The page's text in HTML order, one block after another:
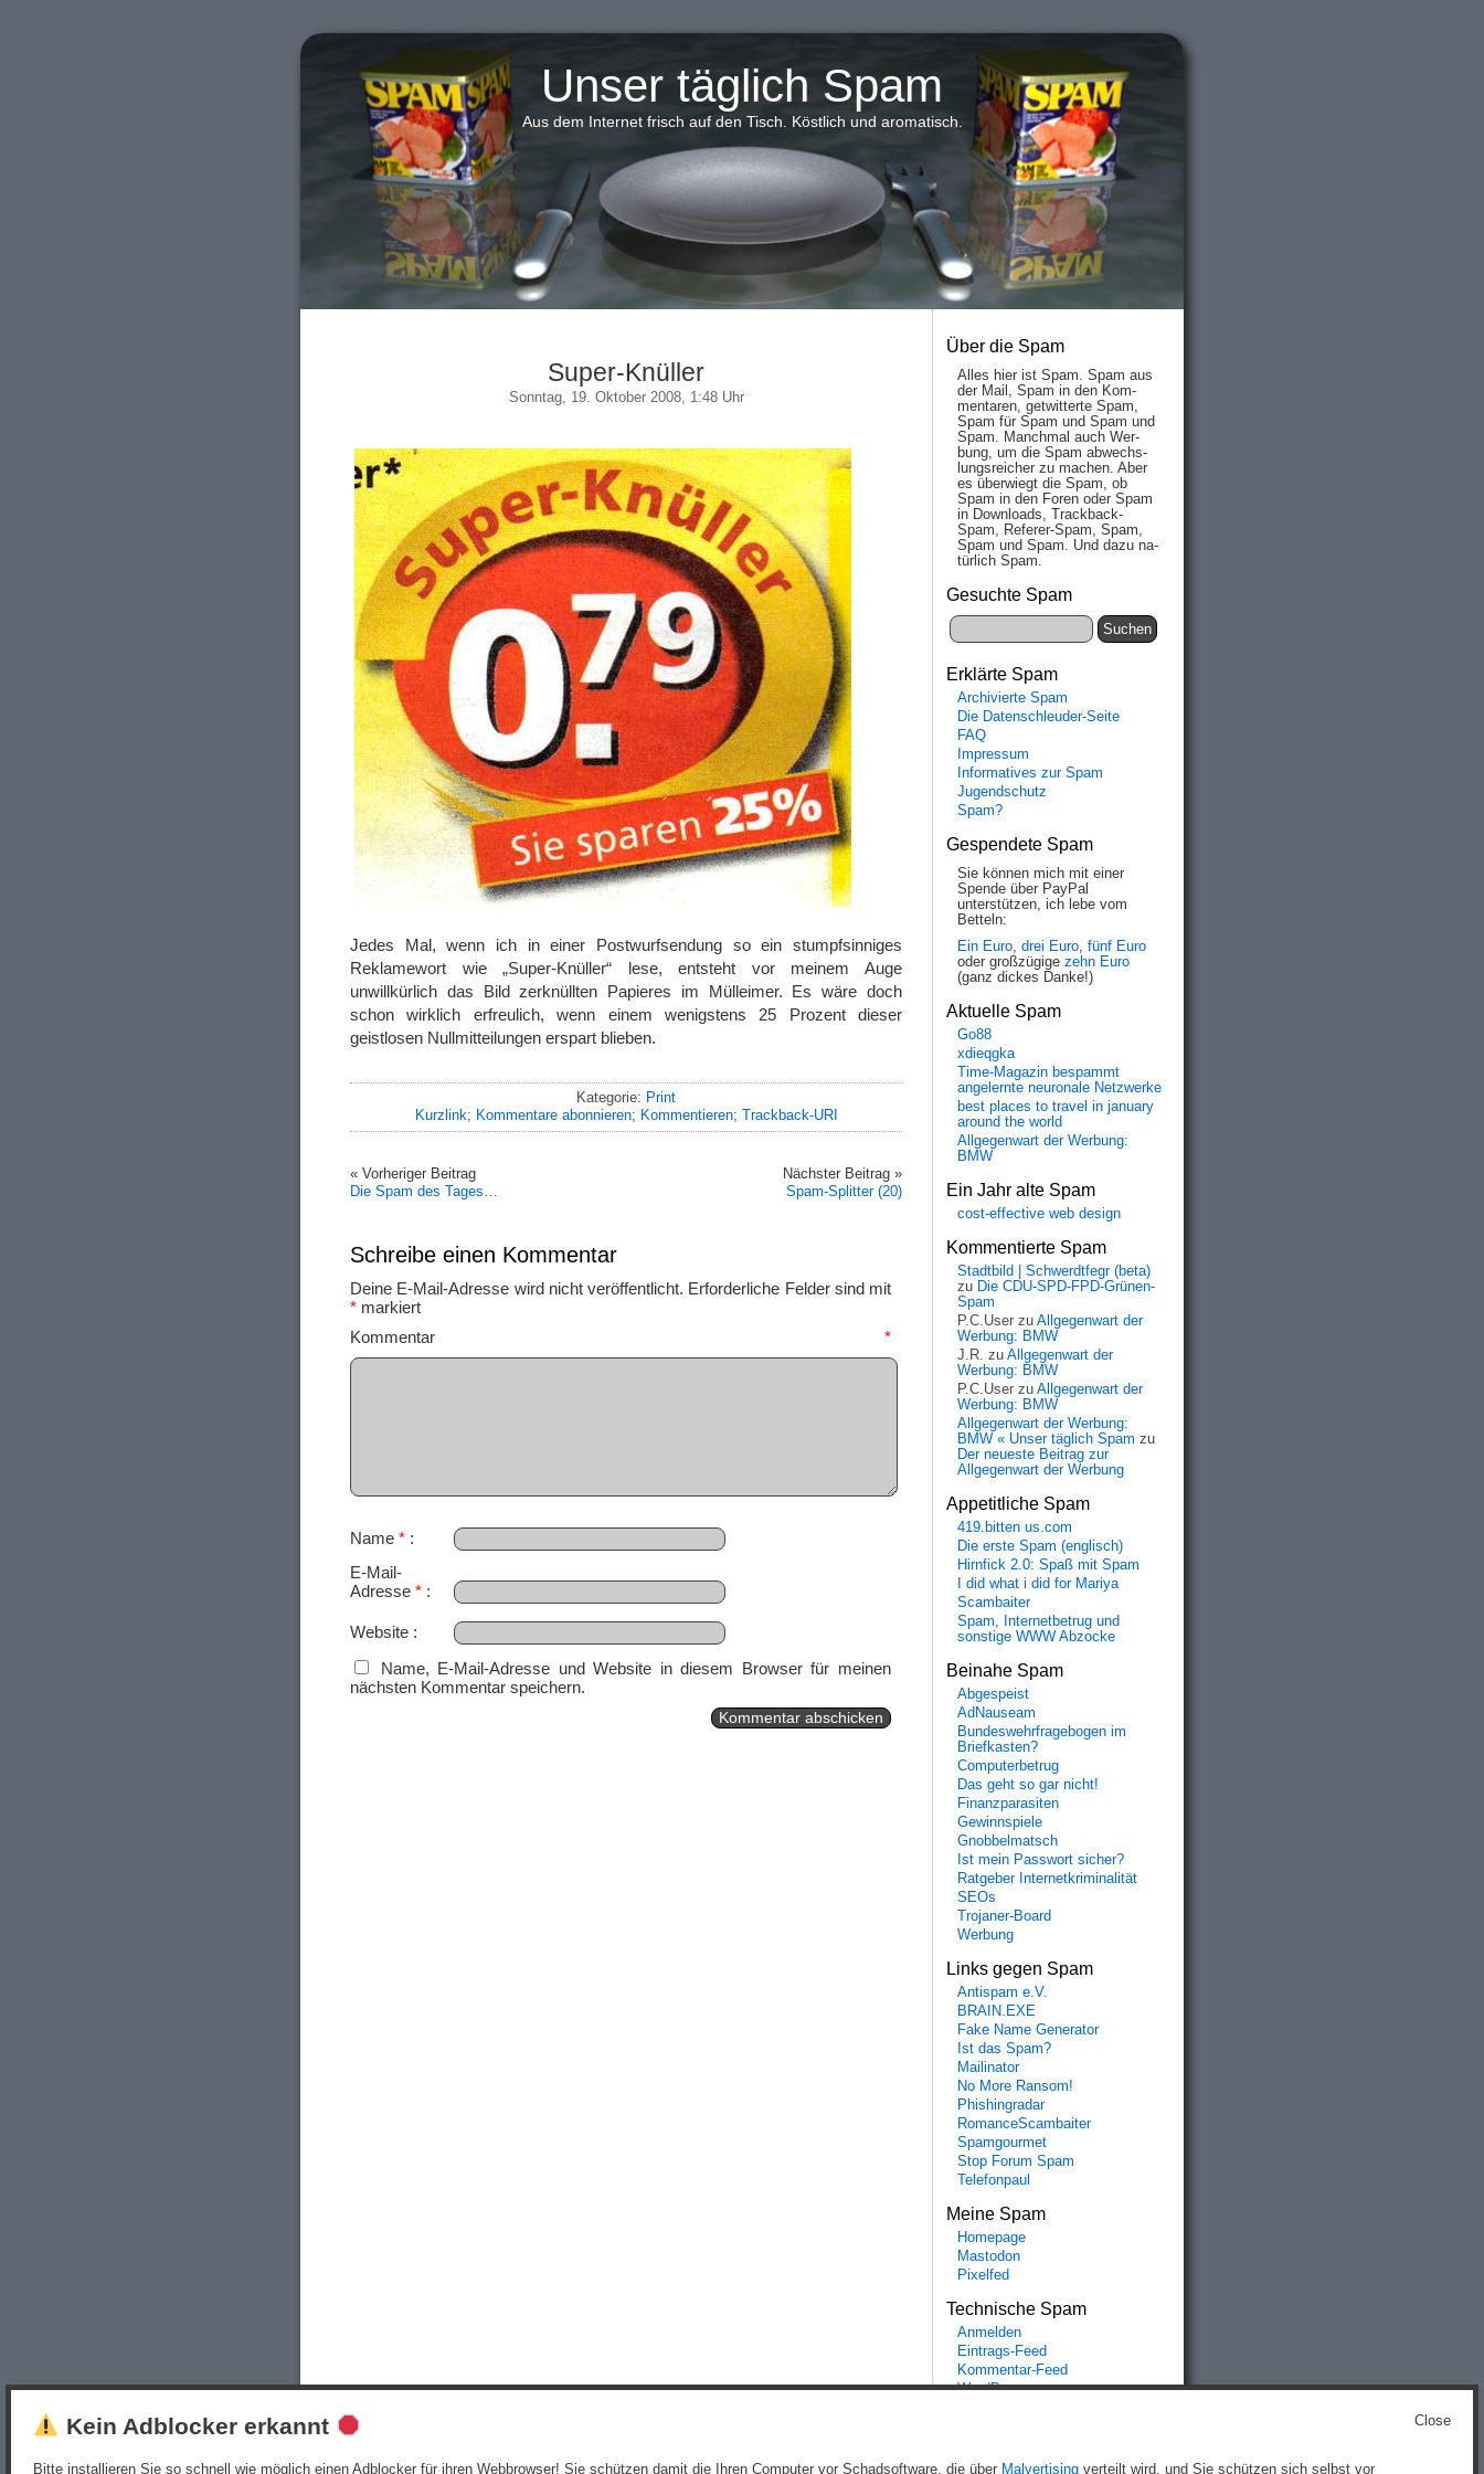
Unser täglich Spam
Aus dem Internet frisch auf den Tisch. Köstlich und aromatisch.
Super-Knüller
Sonntag, 19. Oktober 2008, 1:48 Uhr
Jedes Mal, wenn ich in einer Postwurfsendung so ein stumpfsinniges
Reklamewort wie „Super-Knüller“ lese, entsteht vor meinem Auge
unwillkürlich das Bild zerknüllten Papieres im Mülleimer. Es wäre doch
schon wirklich erfreulich, wenn einem wenigstens 25 Prozent dieser
geistlosen Nullmitteilungen erspart blieben.
Kategorie: Print
Kurzlink; Kommentare abonnieren; Kommentieren; Trackback-URI
« Vorheriger Beitrag
Die Spam des Tages…
Nächster Beitrag »
Spam-Splitter (20)
Schreibe einen Kommentar
Deine E-Mail-Adresse wird nicht veröffentlicht. Erforderliche Felder sind mit
* markiert
Kommentar *
Name *
E-Mail-
Adresse *
Website
Name, E-Mail-Adresse und Website in diesem Browser für meinen
nächsten Kommentar speichern.
Über die Spam
Alles hier ist Spam. Spam aus
der Mail, Spam in den Kom­
men­taren, ge­twit­ter­te Spam,
Spam für Spam und Spam und
Spam. Manch­mal auch Wer­
bung, um die Spam ab­wechs­
lungs­reich­er zu mach­en. Aber
es über­wiegt die Spam, ob
Spam in den Fo­ren oder Spam
in Down­loads, Track­back-
Spam, Re­fe­rer-Spam, Spam,
Spam und Spam. Und da­zu na­
tür­lich Spam.
Gesuchte Spam
Erklärte Spam
Archivierte Spam
Die Datenschleuder-Seite
FAQ
Impressum
Informatives zur Spam
Jugendschutz
Spam?
Gespendete Spam
Sie können mich mit einer
Spende über PayPal
unterstützen, ich lebe vom
Betteln:
Ein Euro, drei Euro, fünf Euro
oder großzügige zehn Euro
(ganz dickes Danke!)
Aktuelle Spam
Go88
xdieqgka
Time-Magazin bespammt
angelernte neuronale Netzwerke
best places to travel in january
around the world
Allgegenwart der Werbung:
BMW
Ein Jahr alte Spam
cost-effective web design
Kommentierte Spam
Stadtbild | Schwerdtfegr (beta)
zu Die CDU-SPD-FPD-Grünen-
Spam
P.C.User zu Allgegenwart der
Werbung: BMW
J.R. zu Allgegenwart der
Werbung: BMW
P.C.User zu Allgegenwart der
Werbung: BMW
Allgegenwart der Werbung:
BMW « Unser täglich Spam zu
Der neueste Beitrag zur
Allgegenwart der Werbung
Appetitliche Spam
419.bitten us.com
Die erste Spam (englisch)
Hirnfick 2.0: Spaß mit Spam
I did what i did for Mariya
Scambaiter
Spam, Internetbetrug und
sonstige WWW Abzocke
Beinahe Spam
Abgespeist
AdNauseam
Bundeswehrfragebogen im
Briefkasten?
Computerbetrug
Das geht so gar nicht!
Finanzparasiten
Gewinnspiele
Gnobbelmatsch
Ist mein Passwort sicher?
Ratgeber Internetkriminalität
SEOs
Trojaner-Board
Werbung
Links gegen Spam
Antispam e.V.
BRAIN.EXE
Fake Name Generator
Ist das Spam?
Mailinator
No More Ransom!
Phishingradar
RomanceScambaiter
Spamgourmet
Stop Forum Spam
Telefonpaul
Meine Spam
Homepage
Mastodon
Pixelfed
Technische Spam
Anmelden
Eintrags-Feed
Kommentar-Feed
WordPress.org
Beiträge (RSS)undKommentare (RSS).
Close
Kein Adblocker erkannt
Bitte installieren Sie so schnell wie möglich einen Adblocker für ihren Webbrowser! Sie schützen damit die Ihren Computer vor Schadsoftware, die über Malvertising verteilt wird, und Sie schützen sich selbst vor